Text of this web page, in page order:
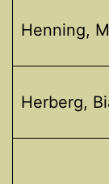
Henning,
Herberg,